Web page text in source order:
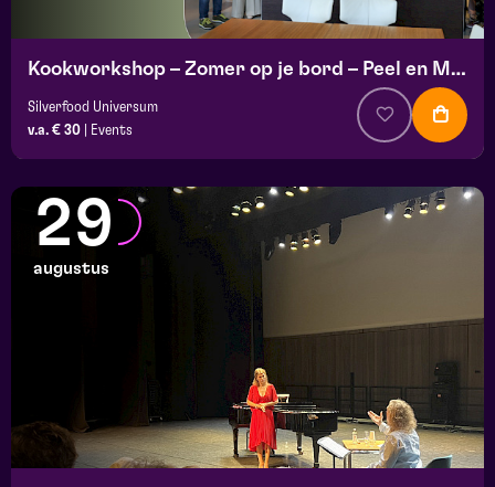
Kookworkshop – Zomer op je bord – Peel en Maas
Silverfood Universum
v.a. € 30
Events
29
augustus